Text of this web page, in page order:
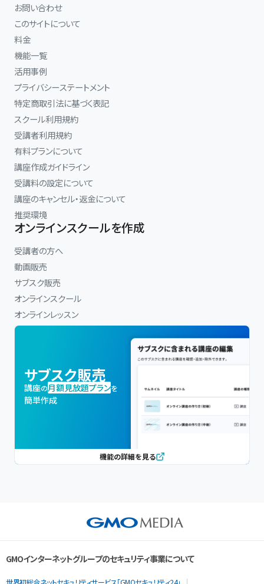
お問い合わせ
このサイトについて
料金
機能一覧
活用事例
プライバシーステートメント
特定商取引法に基づく表記
スクール利用規約
受講者利用規約
有料プランについて
講座作成ガイドライン
受講料の設定について
講座のキャンセル・返金について
推奨環境
オンラインスクールを作成
受講者の方へ
動画販売
サブスク販売
オンラインスクール
オンラインレッスン
サブスク販売
講座の月額見放題プランを
簡単作成
機能の詳細を見る
GMOインターネットグループのセキュリティ事業について
世界初総合ネットセキュリティサービス「GMOセキュリティ24」